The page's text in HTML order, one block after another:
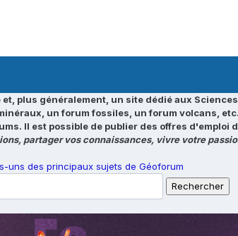
plus généralement, un site dédié aux
un forum fossiles, un forum volcans,
Il est possible de publier des offres d'emploi
partager vos connaissances, vivre votre
uns des principaux sujets de Géoforum